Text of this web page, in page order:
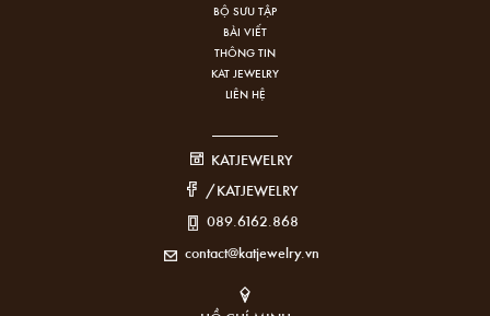
BỘ SƯU TẬP
BÀI VIẾT
THÔNG TIN
KAT JEWELRY
LIÊN HỆ
KATJEWELRY
/KATJEWELRY
089.6162.868
contact@katjewelry.vn